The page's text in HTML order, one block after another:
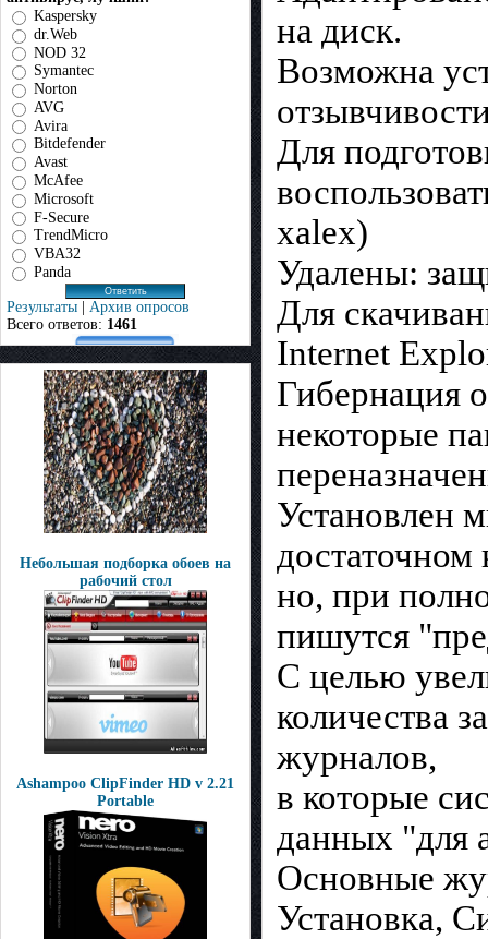
Kaspersky
dr.Web
NOD 32
Symantec
Norton
AVG
Avira
Bitdefender
Avast
McAfee
Microsoft
F-Secure
TrendMicro
VBA32
Panda
Результаты | Архив опросов
Всего ответов: 1461
Небольшая подборка обоев на
рабочий стол
Ashampoo ClipFinder HD v 2.21
Portable
на диск.
Возможна
Для
xalex)
Удалены:
Для
Internet
Гибернация
некоторые
Установлен
достаточном
но, при
пишутся
С целью
количества
журналов,
в которые
данных "для
Основные
Установка,